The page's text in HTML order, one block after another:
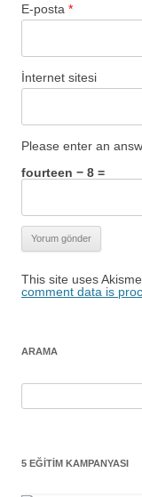
E-posta *
İnternet sitesi
Please enter an
fourteen − 8 =
This site uses
comment data is
ARAMA
5 EĞITIM KAMPANYASI